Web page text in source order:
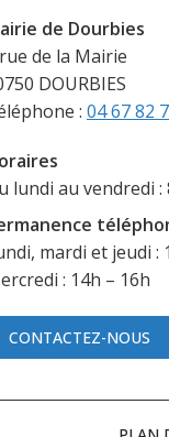
de Dourbies
de la Mairie
DOURBIES
: 04 67 82
lundi au vendredi :
mardi et jeudi :
: 14h – 16h
CONTACTEZ-NOUS